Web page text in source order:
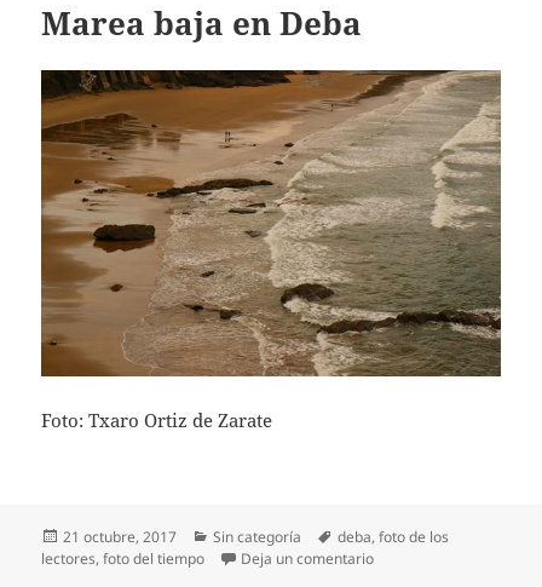
Marea baja en Deba
Foto: Txaro Ortiz de Zarate
Publicado
el
21 octubre, 2017 Categorías
Sin categoría Etiquetas
deba,foto de los
lectores,foto del tiempo Deja un comentarioen Marea baja en Deba